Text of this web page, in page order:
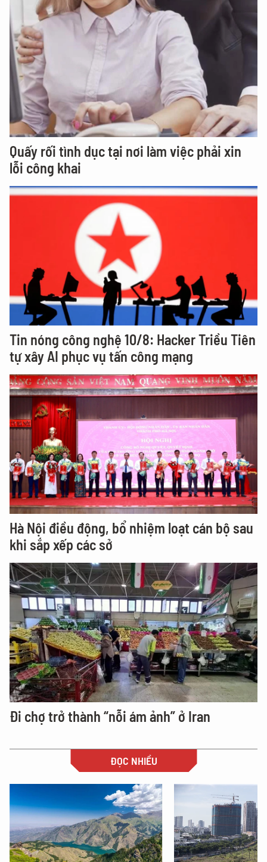
Quấy rối tình dục tại nơi làm việc phải xin
lỗi công khai
Tin nóng công nghệ 10/8: Hacker Triều Tiên
tự xây AI phục vụ tấn công mạng
Hà Nội điều động, bổ nhiệm loạt cán bộ sau
khi sắp xếp các sở
Đi chợ trở thành “nỗi ám ảnh” ở Iran
ĐỌC NHIỀU